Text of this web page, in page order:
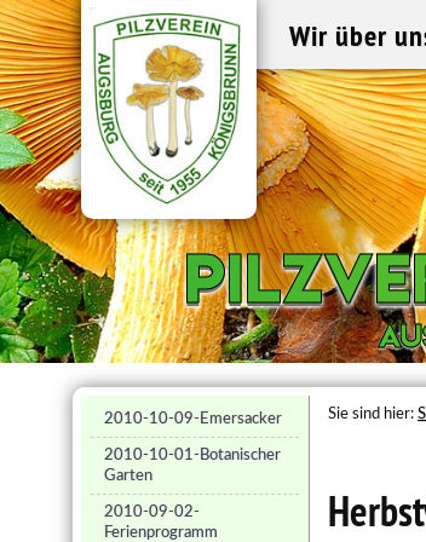
Wir über
2010-10-09-Emersacker
2010-10-01-Botanischer
Garten
2010-09-02-
Ferienprogramm
Sie sind hier: